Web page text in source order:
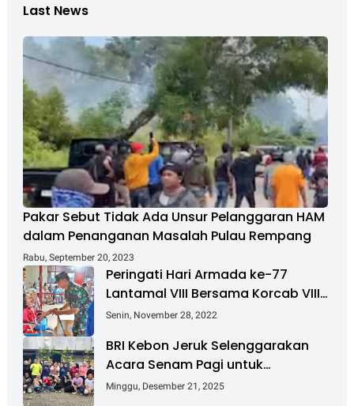
Last News
Pakar Sebut Tidak Ada Unsur Pelanggaran HAM
dalam Penanganan Masalah Pulau Rempang
Rabu, September 20, 2023
Peringati Hari Armada ke-77
Lantamal VIII Bersama Korcab VIII
DJA II Laksanakan Bakti Sosial
Senin, November 28, 2022
BRI Kebon Jeruk Selenggarakan
Acara Senam Pagi untuk
Tingkatkan Kesehatan dan
Minggu, Desember 21, 2025